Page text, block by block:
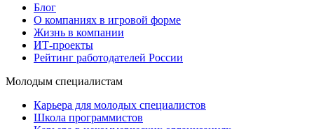
Блог
О компаниях в игровой форме
Жизнь в компании
ИТ-проекты
Рейтинг работодателей России
Молодым специалистам
Карьера для молодых специалистов
Школа программистов